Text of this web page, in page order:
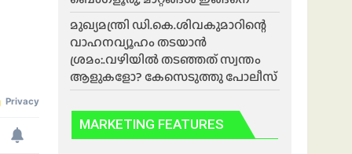
മുഖ്യമന്ത്രി ഡി.കെ.ശിവകുമാറിന്റെ
വാഹനവ്യൂഹം തടയാൻ
ശ്രമം:.വഴിയിൽ തടഞ്ഞത് സ്വന്തം
ആളുകളോ? കേസെടുത്തു പോലീസ്
MARKETING FEATURES